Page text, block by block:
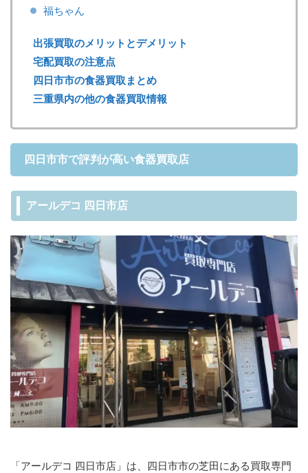
福ちゃん
出張買取のメリットとデメリット
宅配買取の注意点
四日市市の食器買取まとめ
三重県内の他の食器買取情報
四日市市で評判が高い食器買取店
アールデコ 四日市店
「アールデコ 四日市店」は、四日市市の芝田にある買取専門